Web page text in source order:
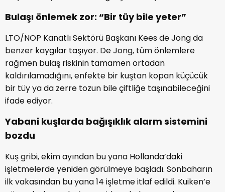
Bulaşı önlemek zor: “Bir tüy bile yeter”
LTO/NOP Kanatlı Sektörü Başkanı Kees de Jong da
benzer kaygılar taşıyor. De Jong, tüm önlemlere
rağmen bulaş riskinin tamamen ortadan
kaldırılamadığını, enfekte bir kuştan kopan küçücük
bir tüy ya da zerre tozun bile çiftliğe taşınabileceğini
ifade ediyor.
Yabani kuşlarda bağışıklık alarm sistemini
bozdu
Kuş gribi, ekim ayından bu yana Hollanda’daki
işletmelerde yeniden görülmeye başladı. Sonbaharın
ilk vakasından bu yana 14 işletme itlaf edildi. Kuiken’e